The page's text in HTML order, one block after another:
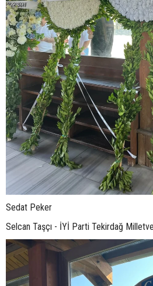
Sedat Peker
Selcan Taşçı - İYİ Parti Tekirdağ